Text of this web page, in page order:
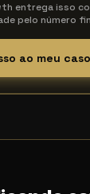
entrega isso
pelo número
ao meu